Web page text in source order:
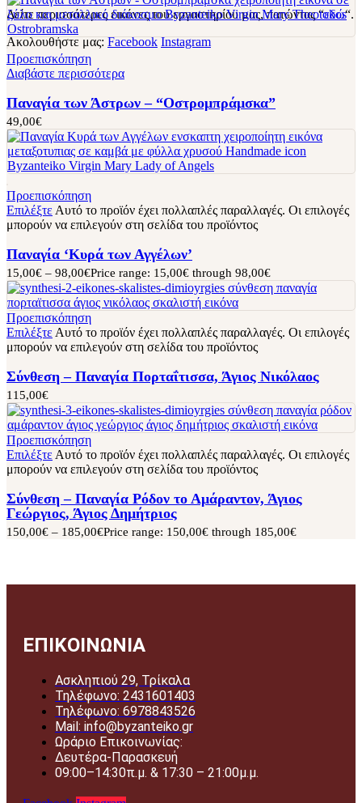
Δείτε περισσότερες εικόνες του εργαστηρίου μας, πατώντας “εδώ“.
Ακολουθήστε μας:Facebook Instagram
Προεπισκόπηση
Διαβάστε περισσότερα
Παναγία των Άστρων – “Οστρομπράμσκα”
49,00€
Προεπισκόπηση
Επιλέξτε Αυτό το προϊόν έχει πολλαπλές παραλλαγές. Οι επιλογές
μπορούν να επιλεγούν στη σελίδα του προϊόντος
Παναγία ‘Κυρά των Αγγέλων’
15,00€ – 98,00€Price range: 15,00€ through 98,00€
Προεπισκόπηση
Επιλέξτε Αυτό το προϊόν έχει πολλαπλές παραλλαγές. Οι επιλογές
μπορούν να επιλεγούν στη σελίδα του προϊόντος
Σύνθεση – Παναγία Πορταΐτισσα, Άγιος Νικόλαος
115,00€
Προεπισκόπηση
Επιλέξτε Αυτό το προϊόν έχει πολλαπλές παραλλαγές. Οι επιλογές
μπορούν να επιλεγούν στη σελίδα του προϊόντος
Σύνθεση – Παναγία Ρόδον το Αμάραντον, Άγιος
Γεώργιος, Άγιος Δημήτριος
150,00€ – 185,00€Price range: 150,00€ through 185,00€
ΕΠΙΚΟΙΝΩΝΙΑ
Ασκληπιού 29, Τρίκαλα
Τηλέφωνο: 2431601403
Τηλέφωνο: 6978843526
Mail: info@byzanteiko.gr
Ωράριο Επικοινωνίας:
Δευτέρα-Παρασκευή
09:00–14:30π.μ. & 17:30 – 21:00μ.μ.